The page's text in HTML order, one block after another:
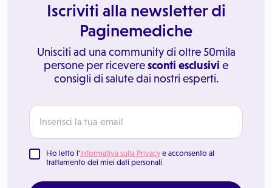
Iscriviti alla newsletter di
Paginemediche
Unisciti ad una community di oltre 50mila
persone per riceveresconti esclusivi e
consigli di salute dai nostri esperti.
Ho letto l'Informativa sulla Privacy e acconsento al
trattamento dei miei dati personali